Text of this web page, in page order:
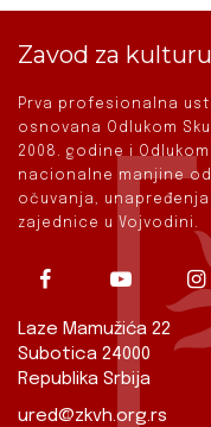
Zavod za
Prva profesionalna
osnovana Odlukom
2008. godine i
nacionalne manjine
očuvanja,
zajednice u Vojvodini.
Laze Mamužića 22
Subotica 24000
Republika Srbija
ured@zkvh.org.rs